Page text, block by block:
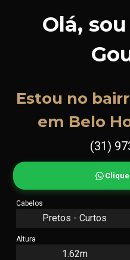
Olá,
Estou no
em Belo
(31)
Cabelos
Pretos - Curtos
Altura
1.62m